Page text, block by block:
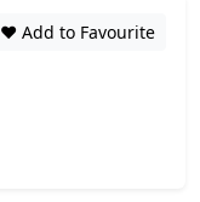
❤️ Add to Favourite